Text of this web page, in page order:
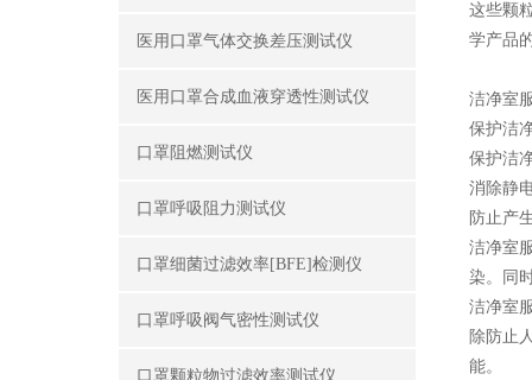
医用口罩气体交换差压测试仪
医用口罩合成血液穿透性测试仪
口罩阻燃测试仪
口罩呼吸阻力测试仪
口罩细菌过滤效率[BFE]检测仪
口罩呼吸阀气密性测试仪
口罩颗粒物过滤效率测试仪
这些颗
学产品
洁净室
保护洁
保护洁
消除静
防止产
洁净室
染。同
洁净室
除防止
能。